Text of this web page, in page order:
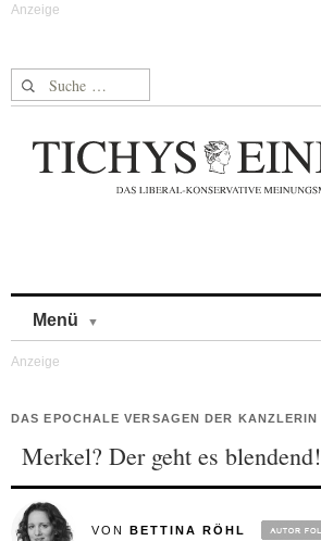
Suche nach:
Menü
DAS EPOCHALE VERSAGEN DER KANZLERIN
Merkel? Der geht es blendend!
VON BETTINA RÖHL